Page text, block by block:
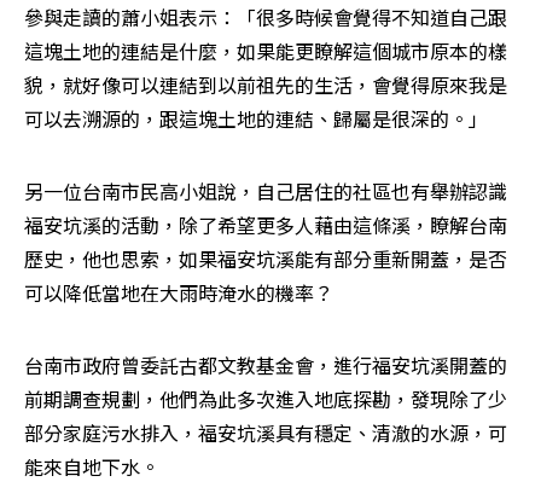
參與走讀的蕭小姐表示：「很多時候會覺得不知道自己跟
這塊土地的連結是什麼，如果能更瞭解這個城市原本的樣
貌，就好像可以連結到以前祖先的生活，會覺得原來我是
可以去溯源的，跟這塊土地的連結、歸屬是很深的。」
另一位台南市民高小姐說，自己居住的社區也有舉辦認識
福安坑溪的活動，除了希望更多人藉由這條溪，瞭解台南
歷史，他也思索，如果福安坑溪能有部分重新開蓋，是否
可以降低當地在大雨時淹水的機率？
台南市政府曾委託古都文教基金會，進行福安坑溪開蓋的
前期調查規劃，他們為此多次進入地底探勘，發現除了少
部分家庭污水排入，福安坑溪具有穩定、清澈的水源，可
能來自地下水。